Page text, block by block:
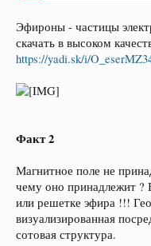
Эфироны - частицы
скачать в высоком
https://yadi.sk/i/
Факт 2
Магнитное поле не
чему оно принадлежит
или решетке эфира !!!
визуализированная
сотовая структура.